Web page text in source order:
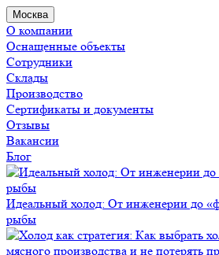
Москва
О компании
Оснащенные объекты
Сотрудники
Склады
Производство
Сертификаты и документы
Отзывы
Вакансии
Блог
Идеальный холод: От инженерии до
рыбы